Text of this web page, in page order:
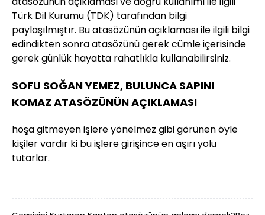
Türk Dil Kurumu (TDK) tarafından bilgi
paylaşılmıştır. Bu atasözünün açıklaması ile ilgili bilgi
edindikten sonra atasözünü gerek cümle içerisinde
gerek günlük hayatta rahatlıkla kullanabilirsiniz.
SOFU SOĞAN YEMEZ, BULUNCA SAPINI
KOMAZ ATASÖZÜNÜN AÇIKLAMASI
hoşa gitmeyen işlere yönelmez gibi görünen öyle
kişiler vardır ki bu işlere girişince en aşırı yolu
tutarlar.